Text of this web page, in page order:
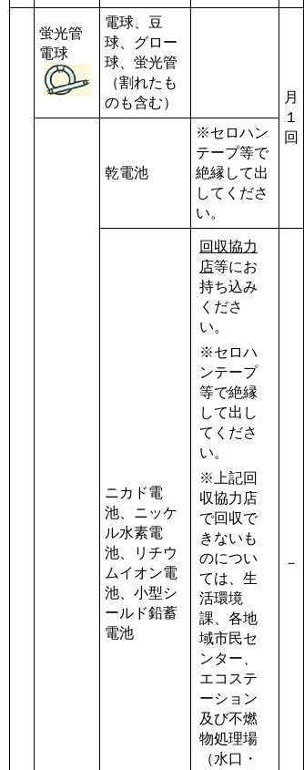
蛍光管
電球
電球、豆
球、グロー
球、蛍光管
（割れたも
のも含む）
月
１
回
乾電池
※セロハン
テープ等で
絶縁して出
してくださ
い。
ニカド電
池、ニッケ
ル水素電
池、リチウ
ムイオン電
池、小型シ
ールド鉛蓄
電池
回収協力
店等にお
持ち込み
くださ
い。
※セロハ
ンテープ
等で絶縁
して出し
てくださ
い。
※上記回
収協力店
で回収で
きないも
のについ
ては、生
活環境
課、各地
域市民セ
ンター、
エコステ
ーション
及び不燃
物処理場
（水口・
－